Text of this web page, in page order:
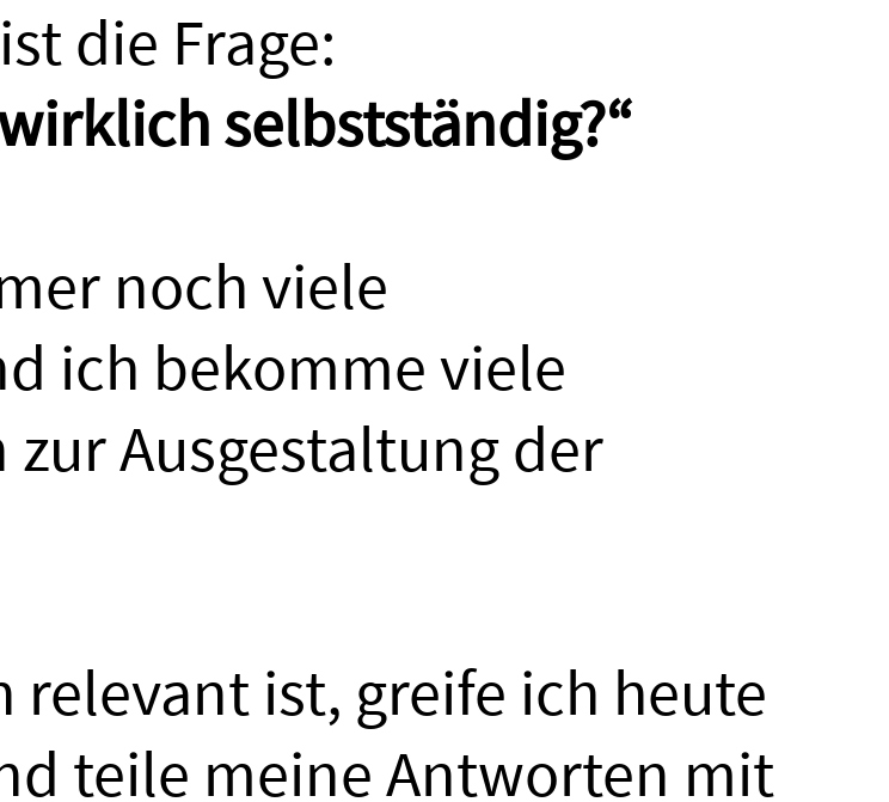
die Frage:
selbstständig?“
noch viele
ich bekomme viele
Ausgestaltung der
relevant ist, greife ich heute
teile meine Antworten mit